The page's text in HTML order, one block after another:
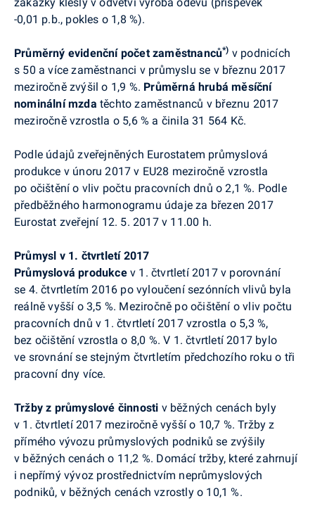
-0,01 p.b., pokles o 1,8 %).
Průměrný evidenční počet zaměstnanců*) v podnicích
s 50 a více zaměstnanci v průmyslu se v březnu 2017
meziročně zvýšil o 1,9 %. Průměrná hrubá měsíční
nominální mzda těchtozaměstnanců v březnu 2017
meziročně vzrostla o 5,6 % a činila 31 564 Kč.
Podle údajů zveřejněných Eurostatem průmyslová
produkce v únoru 2017 v EU28 meziročně vzrostla
po očištění o vliv počtu pracovních dnů o 2,1 %. Podle
předběžného harmonogramu údaje za březen 2017
Eurostat zveřejní 12. 5. 2017 v 11.00 h.
Průmysl v 1. čtvrtletí 2017
Průmyslová produkcev 1. čtvrtletí 2017 v porovnání
se 4. čtvrtletím 2016 po vyloučení sezónních vlivů byla
reálně vyšší o 3,5 %. Meziročně po očištění o vliv počtu
pracovních dnů v 1. čtvrtletí 2017 vzrostla o 5,3 %,
bez očištění vzrostla o 8,0 %.V 1. čtvrtletí 2017 bylo
ve srovnání se stejným čtvrtletím předchozího roku o tři
pracovní dny více.
Tržby z průmyslové činnosti v běžných cenách byly
v 1. čtvrtletí 2017 meziročně vyšší o 10,7 %.Tržby z
přímého vývozu průmyslových podniků se zvýšily
v běžných cenách o 11,2 %. Domácí tržby, které zahrnují
i nepřímý vývoz prostřednictvím neprůmyslových
podniků, v běžných cenách vzrostly o 10,1 %.